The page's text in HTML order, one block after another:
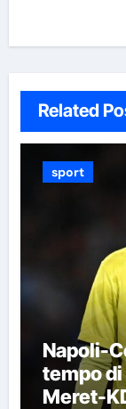
Related
sport
Napoli-
tempo
Meret-